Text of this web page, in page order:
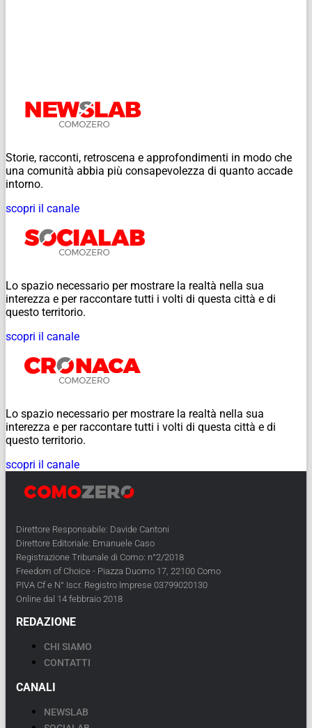
Storie, racconti, retroscena e approfondimenti in modo che
una comunità abbia più consapevolezza di quanto accade
intorno.
scopri il canale
Lo spazio necessario per mostrare la realtà nella sua
interezza e per raccontare tutti i volti di questa città e di
questo territorio.
scopri il canale
Lo spazio necessario per mostrare la realtà nella sua
interezza e per raccontare tutti i volti di questa città e di
questo territorio.
scopri il canale
Direttore Responsabile: Davide Cantoni
Direttore Editoriale: Emanuele Caso
Registrazione Tribunale di Como: n°2/2018
Freedom of Choice - Piazza Duomo 17, 22100 Como
PIVA Cf e N° Iscr. Registro Imprese 03799020130
Online dal 14 febbraio 2018
REDAZIONE
CHI SIAMO
CONTATTI
CANALI
NEWSLAB